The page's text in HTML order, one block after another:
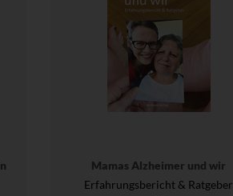
Mamas Alzheimer und wir
Erfahrungsbericht & Ratgeber